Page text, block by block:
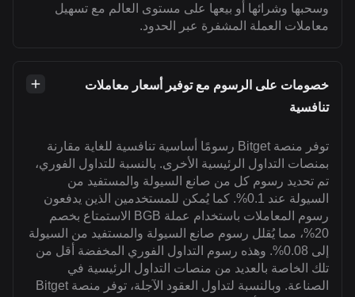
وسحبها وشرائها أو بيعها على مستوى العالم مع تسهيل
معاملات العملة المشفرة عبر الحدود.
خصومات على الرسوم مع توفير أسعار معاملات
تنافسية
توفر منصة Bitget رسومًا أساسية تنافسية للغاية مقارنة
بمنصات التداول الرئيسية الأخرى. بالنسبة للتداول الفوري،
تم تحديد رسوم كل من صانع السيولة والمستفيد من
السيولة عند 0.1%. كما يُمكن للمستخدمين الذين يدفعون
رسوم المعاملات باستخدام عملة BGB الاستمتاع بخصم
20%، مما يُقلل رسوم صانع السيولة والمستفيد من السيولة
إلى 0.08%. وهذه رسوم التداول الفوري المخفضة أقل من
تلك الخاصة بالعديد من منصات التداول الرئيسية في
الصناعة. وبالنسبة لتداول العقود الآجلة، توفر منصة Bitget